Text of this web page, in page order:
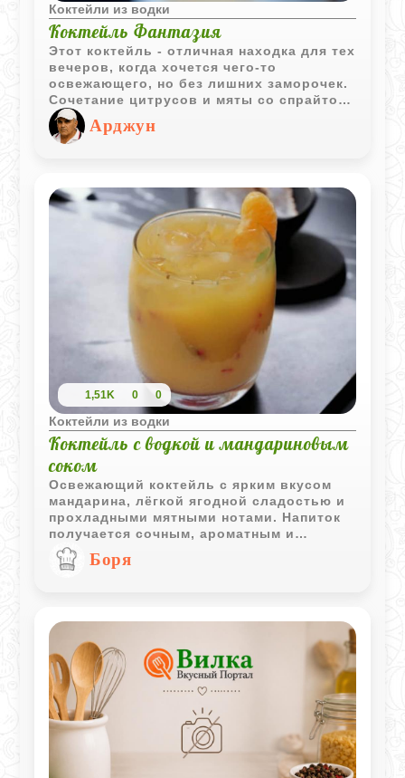
Коктейли из водки
Коктейль Фантазия
Этот коктейль - отличная находка для тех
вечеров, когда хочется чего-то
освежающего, но без лишних заморочек.
Сочетание цитрусов и мяты со спрайтом
дает ту самую «искринку», а водка
делает вкус более серьезным, при этом
она почти не чувствуется за фруктовой
Арджун
1,51K 0 0
Коктейли из водки
Коктейль с водкой и мандариновым
соком
Освежающий коктейль с ярким вкусом
мандарина, лёгкой ягодной сладостью и
прохладными мятными нотами. Напиток
получается сочным, ароматным и
отлично подходит для тёплого вечера
или праздничной подачи.
Боря